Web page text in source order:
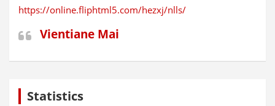
https://online.fliphtml5.com/hezxj/nlls/
Vientiane Mai
Statistics